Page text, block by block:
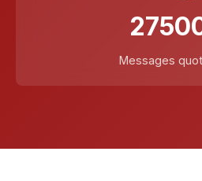
Messages